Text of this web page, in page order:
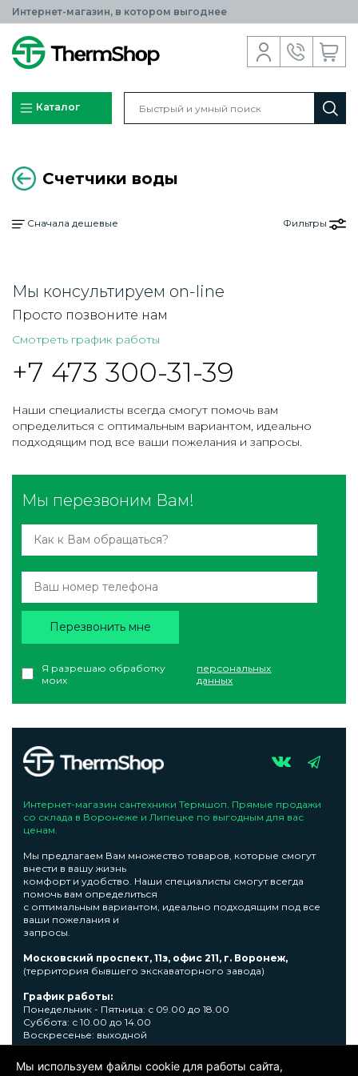
Интернет-магазин, в котором выгоднее
Каталог
Счетчики воды
Сначала дешевые Фильтры
Мы консультируем on-line
Просто позвоните нам
Смотреть график работы
+7 473 300-31-39
Наши специалисты всегда смогут помочь вам
определиться с оптимальным вариантом, идеально
подходящим под все ваши пожелания и запросы.
Мы перезвоним Вам!
Я разрешаю обработку
моих
персональных
данных
Перезвонить мне
Интернет-магазин сантехники Термшоп. Прямые продажи
со склада в Воронеже и Липецке по выгодным для вас
ценам.
Мы предлагаем Вам множество товаров, которые смогут
внести в вашу жизнь
комфорт и удобство. Наши специалисты смогут всегда
помочь вам определиться
с оптимальным вариантом, идеально подходящим под все
ваши пожелания и
запросы.
Московский проспект, 11з, офис 211, г. Воронеж,
(территория бывшего экскаваторного завода)
График работы:
Понедельник - Пятница: с 09.00 до 18.00
Суббота: с 10.00 до 14.00
Воскресенье: выходной
Узнать подробную информациювы сможете по телефону +7
473 300-31-39 или E-mail: sale@thermshop.ru
Мы используем файлы cookie для работы сайта,